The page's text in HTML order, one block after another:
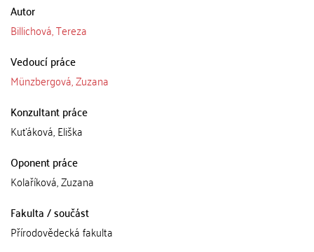
Autor
Billichová, Tereza
Vedoucí práce
Münzbergová, Zuzana
Konzultant práce
Kuťáková, Eliška
Oponent práce
Kolaříková, Zuzana
Fakulta / součást
Přírodovědecká fakulta